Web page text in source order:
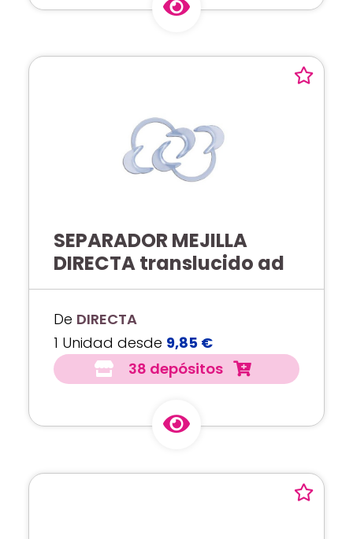
SEPARADOR MEJILLA
DIRECTA translucido ad
De DIRECTA
1 Unidad desde 9,85 €
38 depósitos